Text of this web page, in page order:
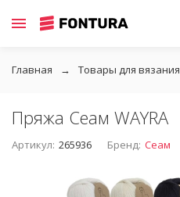
Главная Товары для вязания
Пряжа Сеам WAYRA
Артикул: 265936 Бренд: Сеам